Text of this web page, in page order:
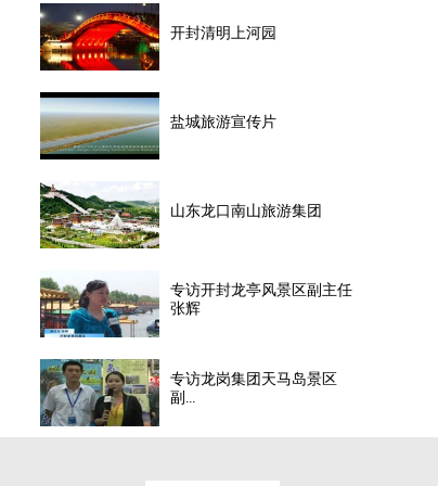
开封清明上河园
盐城旅游宣传片
山东龙口南山旅游集团
专访开封龙亭风景区副主任
张辉
专访龙岗集团天马岛景区
副...